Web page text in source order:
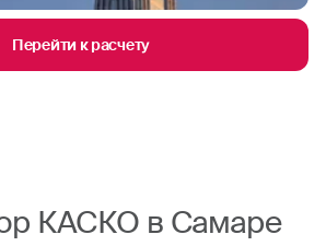
Перейти к расчету
КАСКО в Самаре